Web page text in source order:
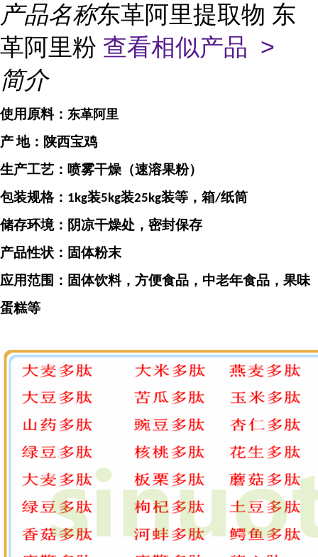
产品名称东革阿里提取物 东
革阿里粉 查看相似产品 >
简介
使用原料： 东革阿里
产地： 陕西宝鸡
生产工艺：喷雾干燥（速溶果粉）
包装规格： 1kg装5kg装25kg装等，箱/纸筒
储存环境：阴凉干燥处，密封保存
产品性状：固体粉末
应用范围：固体饮料，方便食品，中老年食品，果味
蛋糕等